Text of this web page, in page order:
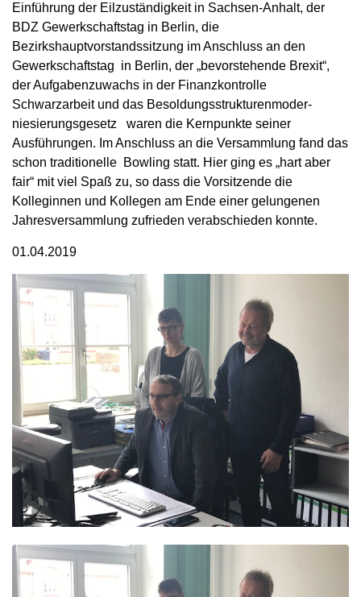
Einführung der Eilzuständigkeit in Sachsen-Anhalt, der
BDZ Gewerkschaftstag in Berlin, die
Bezirkshauptvorstandssitzung im Anschluss an den
Gewerkschaftstag in Berlin, der „bevorstehende Brexit“,
der Aufgabenzuwachs in der Finanzkontrolle
Schwarzarbeit und das Besoldungsstrukturenmoder-
niesierungsgesetz waren die Kernpunkte seiner
Ausführungen. Im Anschluss an die Versammlung fand das
schon traditionelle Bowling statt. Hier ging es „hart aber
fair“ mit viel Spaß zu, so dass die Vorsitzende die
Kolleginnen und Kollegen am Ende einer gelungenen
Jahresversammlung zufrieden verabschieden konnte.
01.04.2019